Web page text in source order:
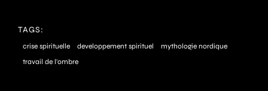
TAGS:
crise spirituelle developpement spirituel
mythologie nordique
travail de l'ombre